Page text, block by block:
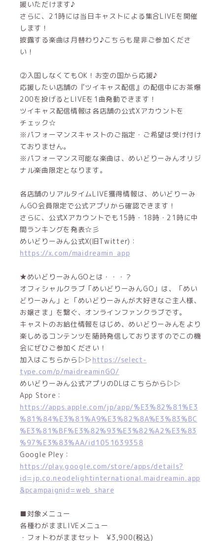
援いただけます♪
さらに、21時には当日キャストによる集合LIVEを開催
します！
披露する楽曲は月替わり♪こちらも是非ご参加くださ
い！
②入国しなくてもOK！お空の国から応援♪
応援したい店舗の『ツイキャス配信』の配信中にお茶爆
200を投げるとLIVEを1曲発動できます！
ツイキャス配信情報は各店舗の公式Xアカウントを
チェック☆
※パフォーマンスキャストのご指定・ご希望は受け付け
ておりません。
※パフォーマンス可能な楽曲は、めいどりーみんオリジ
ナル楽曲限定となります。
各店舗のリアルタイムLIVE獲得情報は、めいどりーみ
んGO会員限定で公式アプリから確認できます！
さらに、公式Xアカウントでも15時・18時・21時に中
間ランキングを発表☆彡
めいどりーみん公式X(旧Twitter)：
https://x.com/maidreamin_app
★めいどりーみんGOとは・・・？
オフィシャルクラブ「めいどりーみんGO」は、「めい
どりーみん」と「めいどりーみんが大好きなご主人様、
お嬢さま」を繋ぐ、オンラインファンクラブです。
キャストのお給仕情報をはじめ、めいどりーみんをより
楽しめるコンテンツを随時発信しておりますのでこの機
会にぜひご参加ください！
加入はこちらから▷▷https://select-
type.com/p/maidreaminGO/
めいどりーみん公式アプリのDLはこちらから▷▷
App Store：
https://apps.apple.com/jp/app/%E3%82%81%E3
%81%84%E3%81%A9%E3%82%8A%E3%83%BC
%E3%81%BF%E3%82%93%E3%82%A2%E3%83
%97%E3%83%AA/id1051639358
Google Pley：
https://play.google.com/store/apps/details?
id=jp.co.neodelightinternational.maidreamin.app
&pcampaignid=web_share
■対象メニュー
各種わがままLIVEメニュー
・フォトわがままセット ¥3,900(税込)